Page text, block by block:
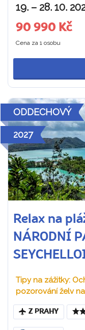
19. – 28. 10.
90 990 Kč
Cena za 1 osobu
ODDECHOVÝ
2027
Relax na
NÁRODNÍ
Tipy na zážitky:
pozorování želv
Z PRAHY